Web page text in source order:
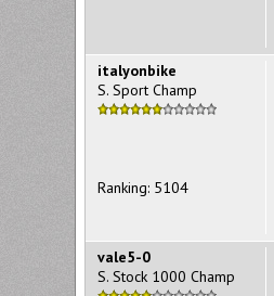
italyonbike
S. Sport Champ
Ranking: 5104
vale5-0
S. Stock 1000 Champ